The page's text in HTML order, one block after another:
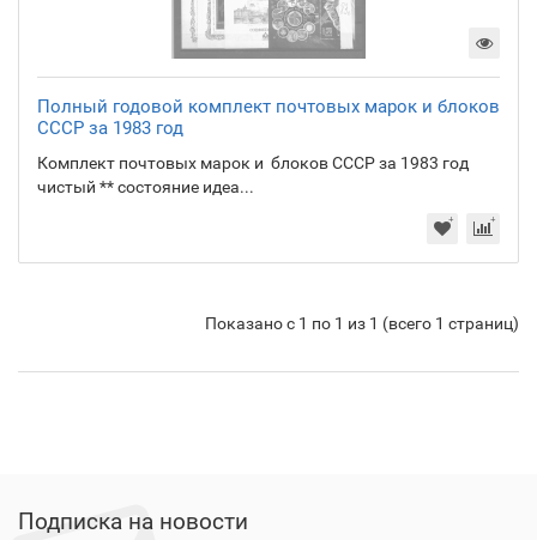
Полный годовой комплект почтовых марок и блоков
СССР за 1983 год
Комплект почтовых марок и блоков СССР за 1983 год
чистый ** состояние идеа...
Показано с 1 по 1 из 1 (всего 1 страниц)
Подписка на новости